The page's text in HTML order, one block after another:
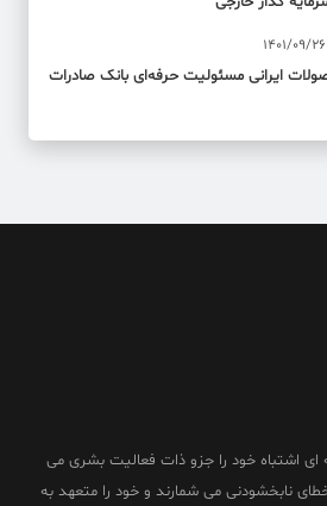
ایرانی مسئولیت حرفه‌ای بانک صادرات
ای اشتباه خود را جزو ذات فعالیت بشری می
خطای نابخشودنی می شمارند و خود را متعهد به